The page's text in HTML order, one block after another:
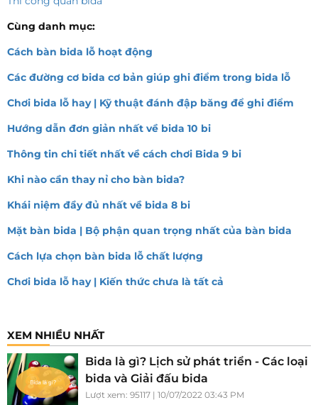
Cùng danh mục:
Cách bàn bida lỗ hoạt động
Các đường cơ bida cơ bản giúp ghi điểm trong bida lỗ
Chơi bida lỗ hay | Kỹ thuật đánh đập băng để ghi điểm
Hướng dẫn đơn giản nhất về bida 10 bi
Thông tin chi tiết nhất về cách chơi Bida 9 bi
Khi nào cần thay nỉ cho bàn bida?
Khái niệm đầy đủ nhất về bida 8 bi
Mặt bàn bida | Bộ phận quan trọng nhất của bàn bida
Cách lựa chọn bàn bida lỗ chất lượng
Chơi bida lỗ hay | Kiến thức chưa là tất cả
XEM NHIỀU NHẤT
Bida là gì? Lịch sử phát triển - Các loại
bida và Giải đấu bida
Lượt xem: 95117 | 10/07/2022 03:43 PM